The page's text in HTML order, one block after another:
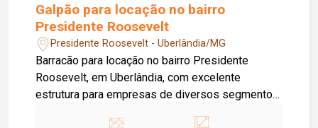
Galpão para locação no bairro
Presidente Roosevelt
Presidente Roosevelt - Uberlândia/MG
Barracão para locação no bairro Presidente
Roosevelt, em Uberlândia, com excelente
estrutura para empresas de diversos segmentos.